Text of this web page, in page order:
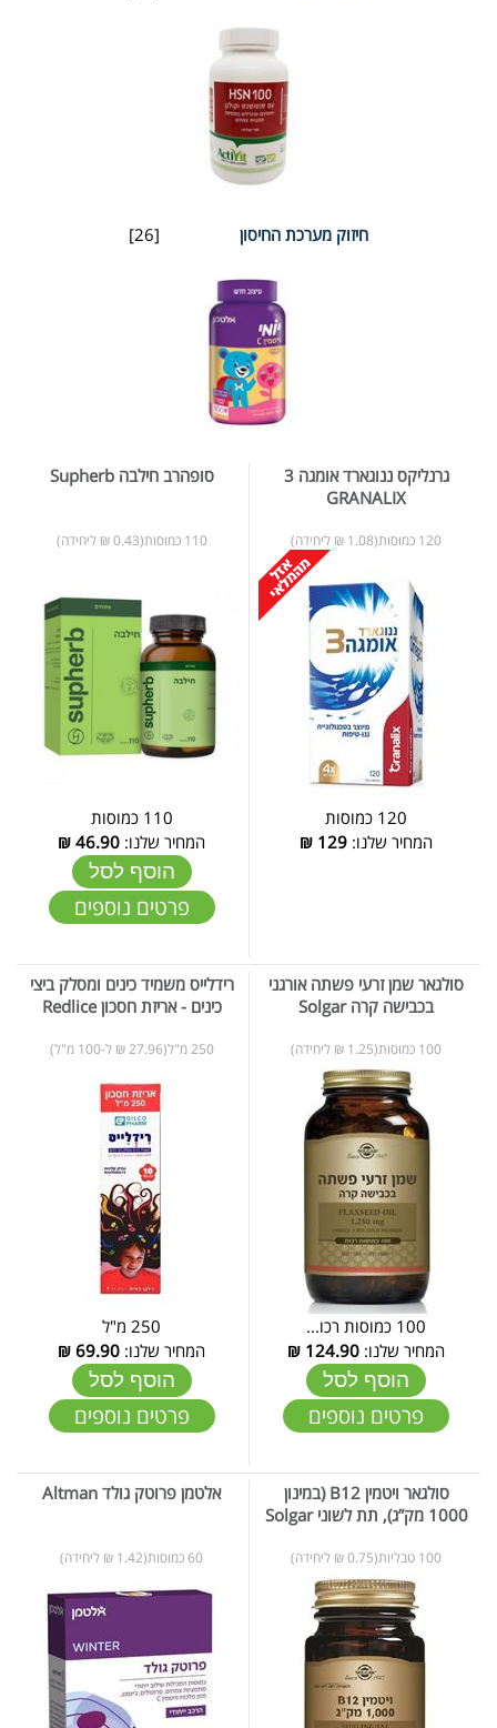
[26] חיזוק מערכת החיסון
גרנליקס ננוגארד אומגה 3
GRANALIX
120 כמוסות(1.08 ₪ ליחידה)
120 כמוסות
המחיר שלנו: 129
₪
סופהרב חילבה Supherb
110 כמוסות(0.43 ₪ ליחידה)
110 כמוסות
המחיר שלנו: 46.90
₪
הוסף לסל
פרטים נוספים
סולגאר שמן זרעי פשתה אורגני
בכבישה קרה Solgar
100 כמוסות(1.25 ₪ ליחידה)
100 כמוסות רכו...
המחיר שלנו: 124.90
₪
הוסף לסל
פרטים נוספים
רידלייס משמיד כינים ומסלק ביצי
כינים - אריזת חסכון Redlice
250 מ"ל(27.96 ₪ ל-100 מ"ל)
250 מ"ל
המחיר שלנו: 69.90
₪
הוסף לסל
פרטים נוספים
סולגאר ויטמין B12 (במינון
1000 מק”ג), תת לשוני Solgar
100 טבליות(0.75 ₪ ליחידה)
אלטמן פרוטק גולד Altman
60 כמוסות(1.42 ₪ ליחידה)